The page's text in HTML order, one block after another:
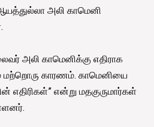
அலி காமெனி
அலி காமெனிக்கு எதிராக
மற்றொரு காரணம். காமெனியை
எதிரிகள்” என்று மதகுருமார்கள்